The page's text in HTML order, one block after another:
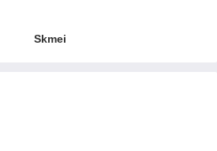
Skmei